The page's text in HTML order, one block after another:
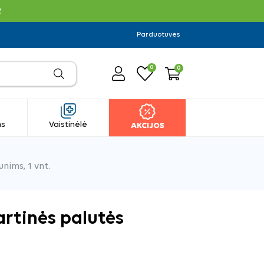
Parduotuvės
0 0
Vaistinėlė AKCIJOS
1 vnt.
palutės